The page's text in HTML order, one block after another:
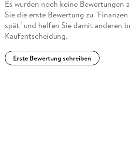
Es wurden noch keine Bewertungen
Sie die erste Bewertung zu
spät" und helfen Sie damit anderen
Kaufentscheidung.
Erste Bewertung schreiben